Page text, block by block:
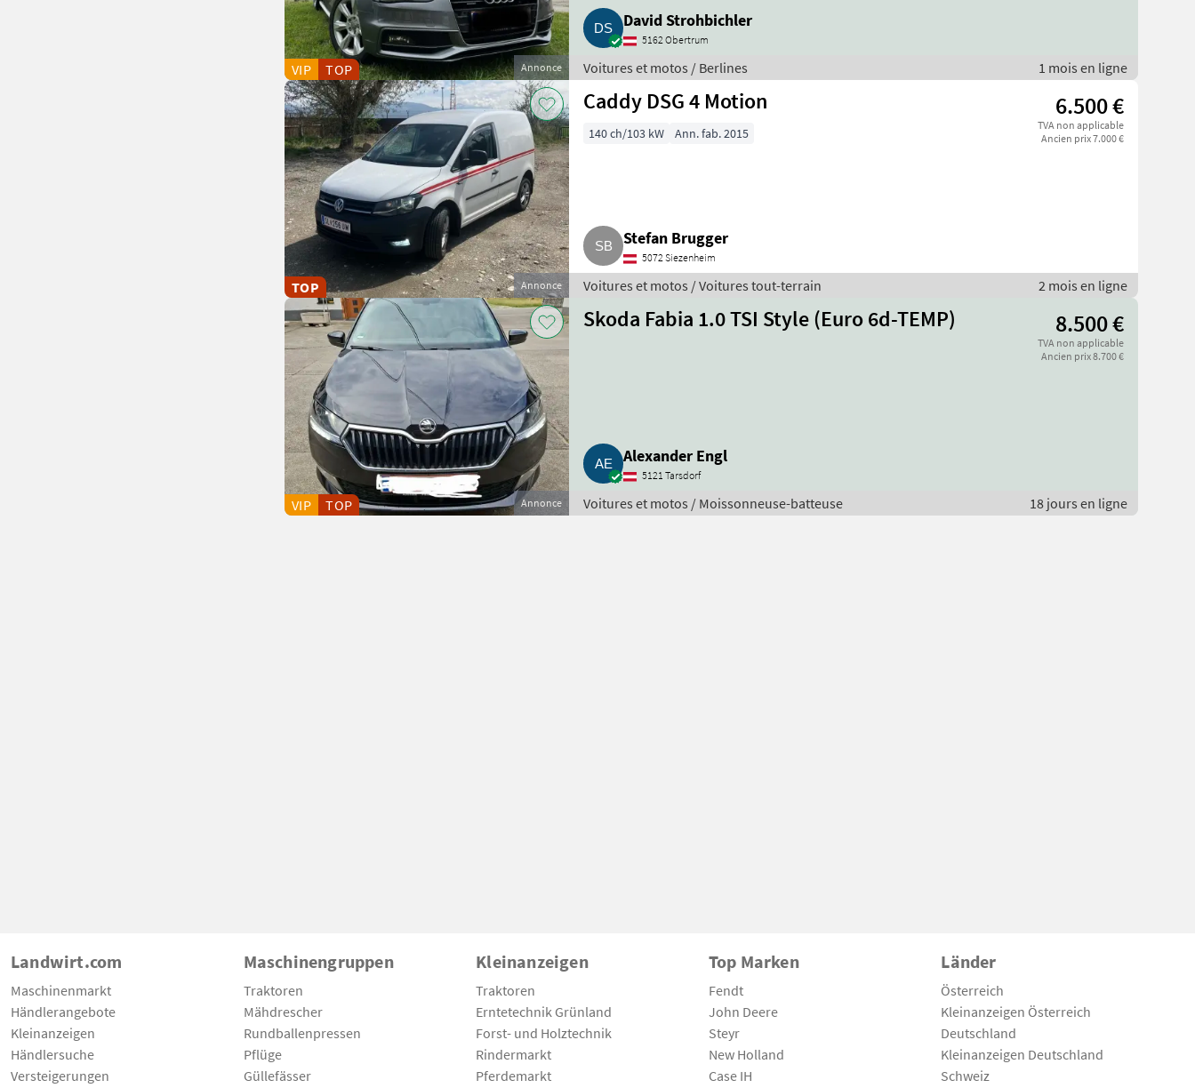
Annonce
VIP TOP
David Strohbichler
5162 Obertrum
Voitures et motos / Berlines 1 mois en ligne
Annonce
TOP
Caddy DSG 4 Motion 6.500 €
TVA non applicable
Ancien prix 7.000 €
140 ch/103 kW Ann. fab. 2015
Stefan Brugger
5072 Siezenheim
Voitures et motos / Voitures tout-terrain 2 mois en ligne
Annonce
VIP TOP
Skoda Fabia 1.0 TSI Style (Euro 6d-TEMP) 8.500 €
TVA non applicable
Ancien prix 8.700 €
Alexander Engl
5121 Tarsdorf
Voitures et motos / Moissonneuse-batteuse 18 jours en ligne
Landwirt.com
Maschinenmarkt
Händlerangebote
Kleinanzeigen
Händlersuche
Versteigerungen
Maschinengruppen
Traktoren
Mähdrescher
Rundballenpressen
Pflüge
Güllefässer
Kleinanzeigen
Traktoren
Erntetechnik Grünland
Forst- und Holztechnik
Rindermarkt
Pferdemarkt
Top Marken
Fendt
John Deere
Steyr
New Holland
Case IH
Länder
Österreich
Kleinanzeigen Österreich
Deutschland
Kleinanzeigen Deutschland
Schweiz